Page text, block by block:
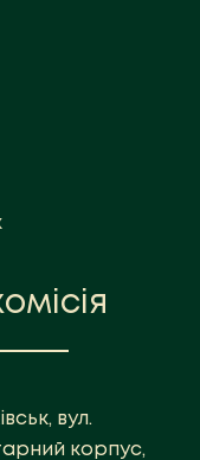
вул.
корпус,